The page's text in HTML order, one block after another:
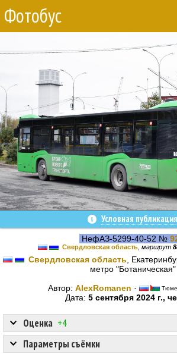
Фотобус
Условная публикация
НефАЗ-5299-40-52 №
Свердловская область маршрут
Свердловская область ,
метро "Ботаническая"
Автор: AlexRomanen ·
Дата: 5 сентября 2024 г.,
Оценка +4
Параметры съёмки